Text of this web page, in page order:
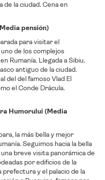
de la ciudad. Cena en
pensión)
para visitar el
de los complejos
Rumanía. Llegada a Sibiu.
antiguo de la ciudad.
del del famoso Vlad El
el Conde Drácula.
Humorului (Media
la más bella y mejor
Seguimos hacia la bella
breve visita panorámica de
por edificios de la
y el palacio de la